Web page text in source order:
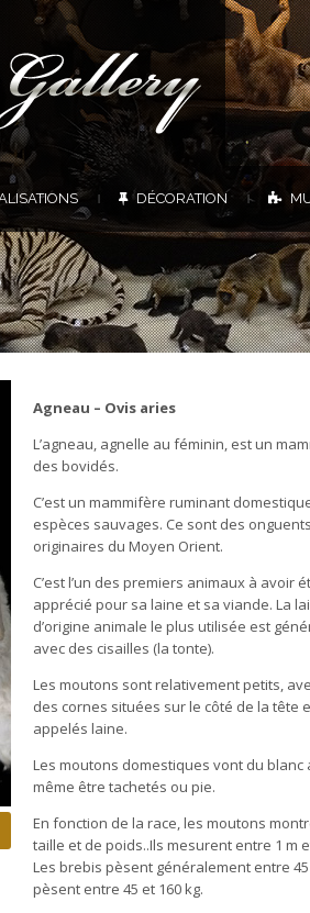
DÉCORATION
Agneau – Ovis aries
L’agneau, agnelle au féminin, est un
des bovidés.
C’est un mammifère ruminant
espèces sauvages. Ce sont des
originaires du Moyen Orient.
C’est l’un des premiers animaux à avoir
apprécié pour sa laine et sa viande. La
d’origine animale le plus utilisée est
avec des cisailles (la tonte).
Les moutons sont relativement petits,
des cornes situées sur le côté de la tête
appelés laine.
Les moutons domestiques vont du
même être tachetés ou pie.
En fonction de la race, les moutons
taille et de poids..Ils mesurent entre 1 m
Les brebis pèsent généralement entre
pèsent entre 45 et 160 kg.